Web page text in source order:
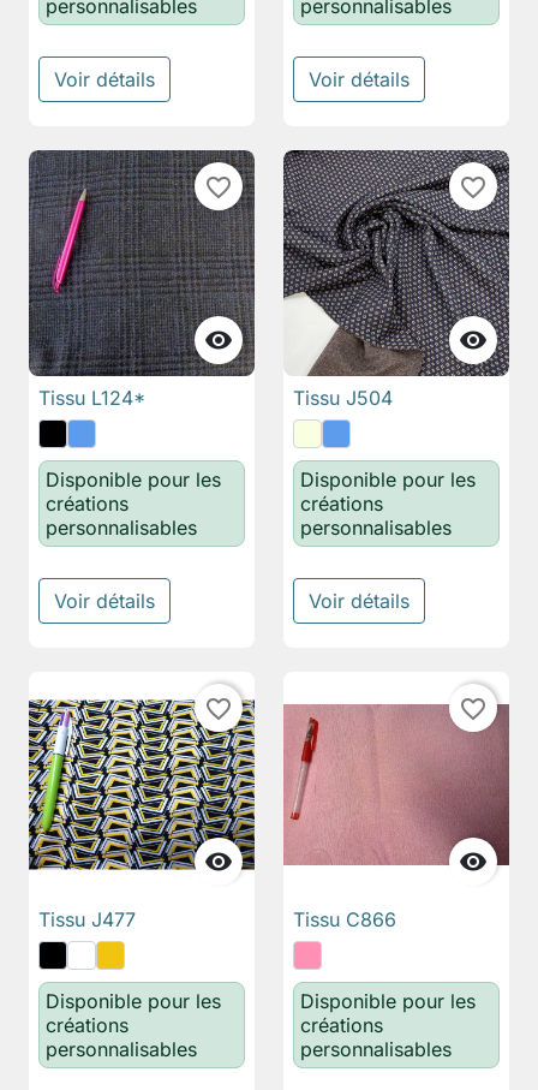
personnalisables
Voir détails
personnalisables
Voir détails

favorite_border
Tissu L124*
Disponible pour les
créations
personnalisables
Voir détails

favorite_border
Tissu J504
Disponible pour les
créations
personnalisables
Voir détails

favorite_border
Tissu J477
Disponible pour les
créations
personnalisables

favorite_border
Tissu C866
Disponible pour les
créations
personnalisables